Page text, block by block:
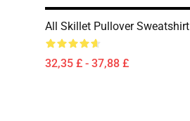
All Skillet Pullover Sweatshirt
32,35 £ - 37,88 £